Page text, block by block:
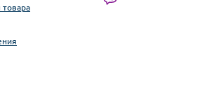
товара